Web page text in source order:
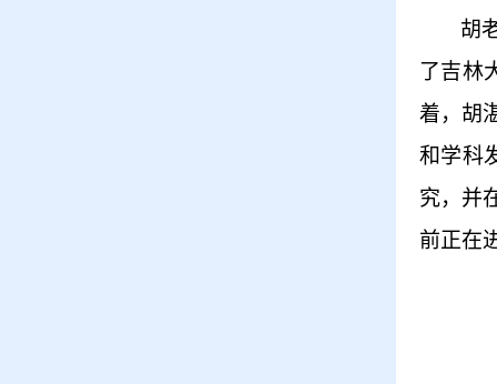
胡
了吉林
着，胡
和学科
究，并
前正在